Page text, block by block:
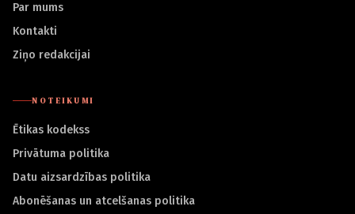
Par mums
Kontakti
Ziņo redakcijai
NOTEIKUMI
Ētikas kodekss
Privātuma politika
Datu aizsardzības politika
Abonēšanas un atcelšanas politika